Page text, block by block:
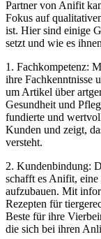
Partner von Anifit
Fokus auf
ist. Hier sind einige
setzt und wie es
1. Fachkompetenz:
ihre Fachkenntnisse
um Artikel über
Gesundheit und
fundierte und
Kunden und zeigt,
versteht.
2. Kundenbindung:
schafft es Anifit,
aufzubauen. Mit
Rezepten für
Beste für ihre
die sich bei ihren